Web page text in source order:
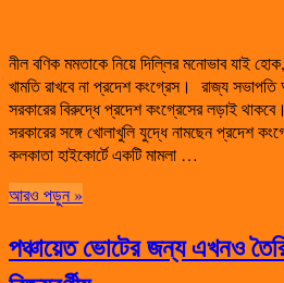
নীল বণিক মমতাকে নিয়ে দিল্লির মনোভাব যাই
খামতি রাখবে না প্রদেশ কংগ্রেস। রাজ্য
সরকারের বিরুদ্ধে প্রদেশ কংগ্রেসের লড়াই
সরকারের সঙ্গে খোলাখুলি যুদ্ধে নামছেন প্রদেশ
কলকাতা হাইকোর্টে একটি মামলা …
আরও পড়ুন »
পঞ্চায়েত ভোটের জন্য এখনও